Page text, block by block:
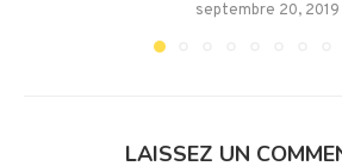
septembre 20, 2019
LAISSEZ UN